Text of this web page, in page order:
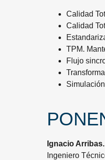
Calidad
Calidad
TPM.
Flujo
Ignacio Arribas.
Ingeniero